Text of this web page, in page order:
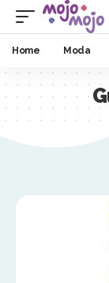
Home Moda